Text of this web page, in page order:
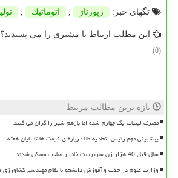
تگهای خبر:
رپورتاژ , اتوماتیك ,
این مطلب ارتباط با مشتری را می پسندید؟
(0)
تازه ترین مطالب مرتبط
مصرف لبنیات یک چهارم شده اما بازهم شیر را گران می کنند
پیشبینی مهم رئیس اتحادیه طلا درباره ی قیمت ها تا پایان هفته
سال قبل 40 هزار زن سرپرست خانوار صاحب مسکن شدند
وزارت علوم در جذب و آموزش دانشجو با نظام مهندسی کشاورزی